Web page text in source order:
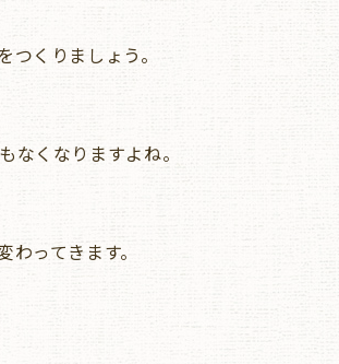
くりましょう。
なくなりますよね。
ってきます。